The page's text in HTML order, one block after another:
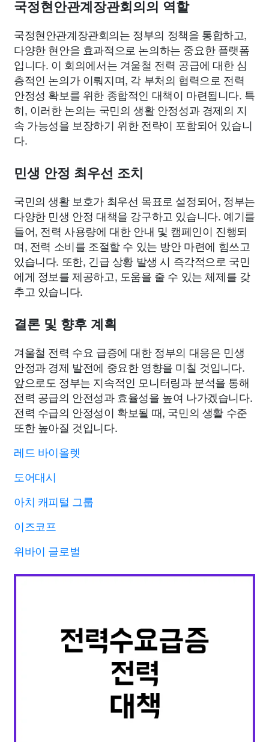
국정현안관계장관회의의 역할
국정현안관계장관회의는 정부의 정책을 통합하고,
다양한 현안을 효과적으로 논의하는 중요한 플랫폼
입니다. 이 회의에서는 겨울철 전력 공급에 대한 심
층적인 논의가 이뤄지며, 각 부처의 협력으로 전력
안정성 확보를 위한 종합적인 대책이 마련됩니다. 특
히, 이러한 논의는 국민의 생활 안정성과 경제의 지
속 가능성을 보장하기 위한 전략이 포함되어 있습니
다.
민생 안정 최우선 조치
국민의 생활 보호가 최우선 목표로 설정되어, 정부는
다양한 민생 안정 대책을 강구하고 있습니다. 예기를
들어, 전력 사용량에 대한 안내 및 캠페인이 진행되
며, 전력 소비를 조절할 수 있는 방안 마련에 힘쓰고
있습니다. 또한, 긴급 상황 발생 시 즉각적으로 국민
에게 정보를 제공하고, 도움을 줄 수 있는 체제를 갖
추고 있습니다.
결론 및 향후 계획
겨울철 전력 수요 급증에 대한 정부의 대응은 민생
안정과 경제 발전에 중요한 영향을 미칠 것입니다.
앞으로도 정부는 지속적인 모니터링과 분석을 통해
전력 공급의 안전성과 효율성을 높여 나가겠습니다.
전력 수급의 안정성이 확보될 때, 국민의 생활 수준
또한 높아질 것입니다.
레드 바이올렛
도어대시
아치 캐피털 그룹
이즈코프
위바이 글로벌